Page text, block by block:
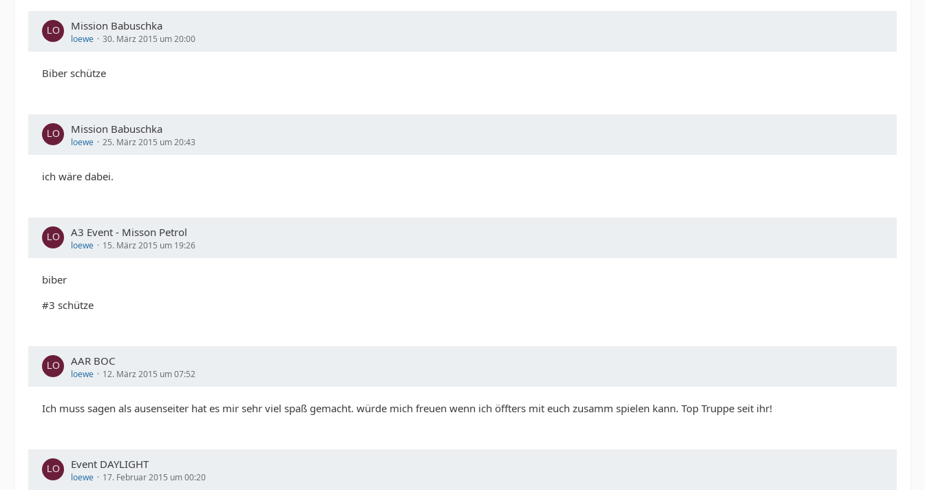
Mission Babuschka
loewe 30. März 2015 um 20:00
Biber schütze
Mission Babuschka
loewe 25. März 2015 um 20:43
ich wäre dabei.
A3 Event - Misson Petrol
loewe 15. März 2015 um 19:26
biber
#3 schütze
AAR BOC
loewe 12. März 2015 um 07:52
Ich muss sagen als ausenseiter hat es mir sehr viel spaß gemacht. würde mich freuen wenn ich öffters mit euch zusamm spielen kann. Top Truppe seit ihr!
Event DAYLIGHT
loewe 17. Februar 2015 um 00:20